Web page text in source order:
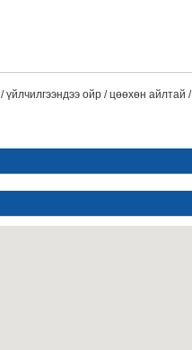
ойр / цөөхөн айлтай /